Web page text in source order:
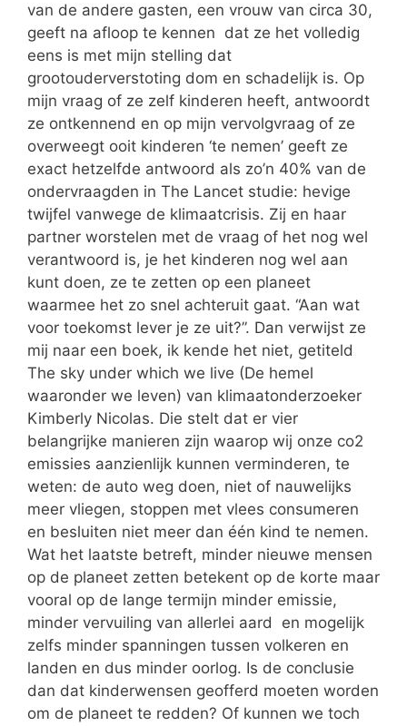
van de andere gasten, een vrouw van circa 30,
geeft na afloop te kennen dat ze het volledig
eens is met mijn stelling dat
grootouderverstoting dom en schadelijk is. Op
mijn vraag of ze zelf kinderen heeft, antwoordt
ze ontkennend en op mijn vervolgvraag of ze
overweegt ooit kinderen ‘te nemen’ geeft ze
exact hetzelfde antwoord als zo’n 40% van de
ondervraagden in The Lancet studie: hevige
twijfel vanwege de klimaatcrisis. Zij en haar
partner worstelen met de vraag of het nog wel
verantwoord is, je het kinderen nog wel aan
kunt doen, ze te zetten op een planeet
waarmee het zo snel achteruit gaat. “Aan wat
voor toekomst lever je ze uit?”. Dan verwijst ze
mij naar een boek, ik kende het niet, getiteld
The sky under which we live (De hemel
waaronder we leven) van klimaatonderzoeker
Kimberly Nicolas. Die stelt dat er vier
belangrijke manieren zijn waarop wij onze co2
emissies aanzienlijk kunnen verminderen, te
weten: de auto weg doen, niet of nauwelijks
meer vliegen, stoppen met vlees consumeren
en besluiten niet meer dan één kind te nemen.
Wat het laatste betreft, minder nieuwe mensen
op de planeet zetten betekent op de korte maar
vooral op de lange termijn minder emissie,
minder vervuiling van allerlei aard en mogelijk
zelfs minder spanningen tussen volkeren en
landen en dus minder oorlog. Is de conclusie
dan dat kinderwensen geofferd moeten worden
om de planeet te redden? Of kunnen we toch